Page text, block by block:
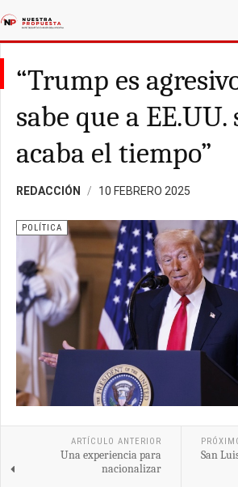
“Trump es
sabe que a EE.UU.
acaba el tiempo”
REDACCIÓN 10 FEBRERO 2025
POLÍTICA
ARTÍCULO ANTERIOR
Una experiencia para
nacionalizar
San